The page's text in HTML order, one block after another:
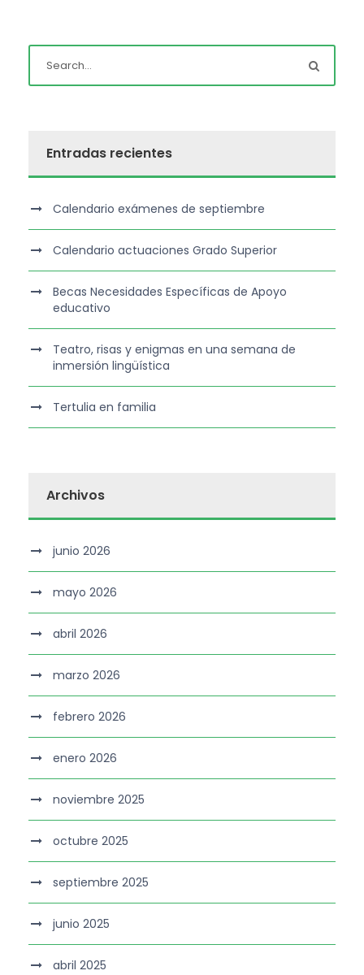
Entradas recientes
Calendario exámenes de septiembre
Calendario actuaciones Grado Superior
Becas Necesidades Específicas de Apoyo
educativo
Teatro, risas y enigmas en una semana de
inmersión lingüística
Tertulia en familia
Archivos
junio 2026
mayo 2026
abril 2026
marzo 2026
febrero 2026
enero 2026
noviembre 2025
octubre 2025
septiembre 2025
junio 2025
abril 2025